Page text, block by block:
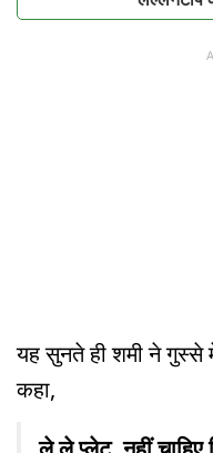
यह सुनते ही शमी ने गुस्से
कहा,